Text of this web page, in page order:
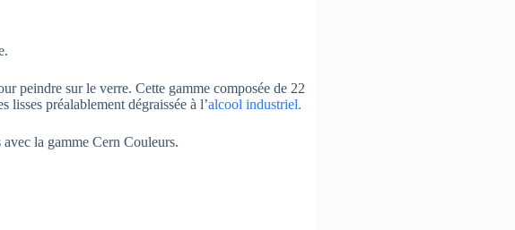
peindre sur le verre. Cette gamme composée de 22
préalablement dégraissée à l’alcool industriel.
la gamme Cern Couleurs.